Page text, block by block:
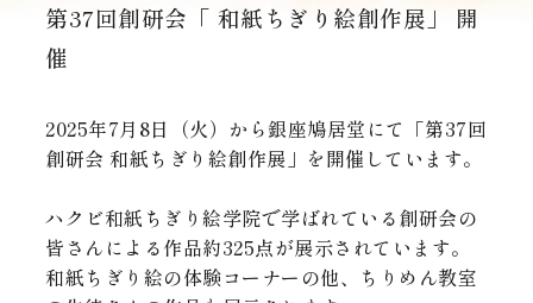
第37回創研会「 和紙ちぎり絵創作展」 開
催
2025年7月8日（火）から銀座鳩居堂にて「第37回
創研会 和紙ちぎり絵創作展」を開催しています。
ハクビ和紙ちぎり絵学院で学ばれている創研会の
皆さんによる作品約325点が展示されています。
和紙ちぎり絵の体験コーナーの他、ちりめん教室